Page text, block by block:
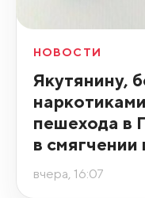
НОВОСТИ
Якутянину,
пешехода в
в смягчении
вчера, 16:07